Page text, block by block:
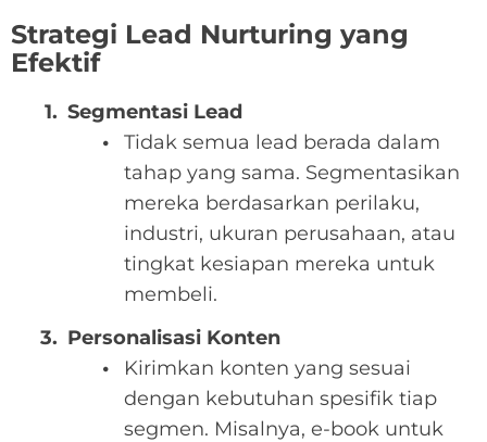
Strategi Lead Nurturing yang
Efektif
Segmentasi Lead
Tidak semua lead berada dalam
tahap yang sama. Segmentasikan
mereka berdasarkan perilaku,
industri, ukuran perusahaan, atau
tingkat kesiapan mereka untuk
membeli.
Personalisasi Konten
Kirimkan konten yang sesuai
dengan kebutuhan spesifik tiap
segmen. Misalnya, e-book untuk